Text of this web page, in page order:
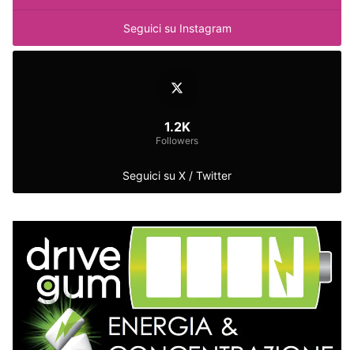
Seguici su Instagram
Seguici su X / Twitter
1.2K
Followers